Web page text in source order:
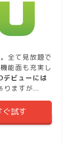
全て見放題で
能面も充実し
デビューには
りますが...
ぐ試す